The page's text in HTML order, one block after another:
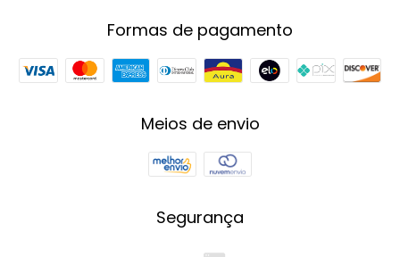
Formas de pagamento
Meios de envio
Segurança